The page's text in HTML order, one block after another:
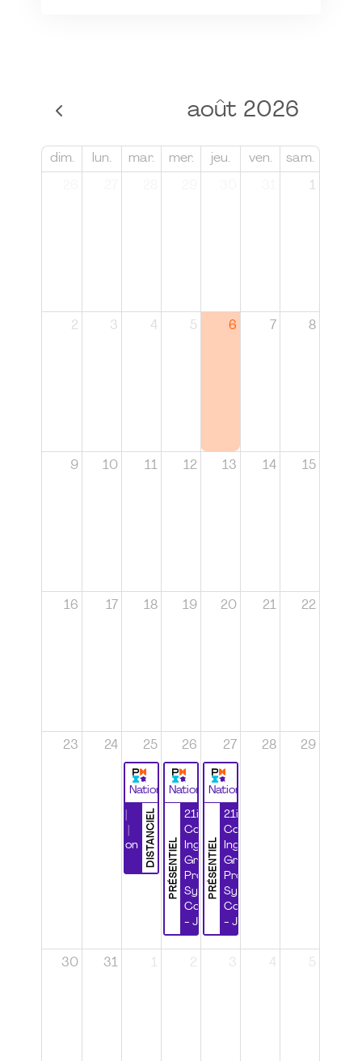
août 2026
dim. lun. mar. mer. jeu. ven. sam.
1
2 3 4 5 6 7 8
9 10 11 12 13 14 15
16 17 18 19 20 21 22
23 24 25
National
DISTANCIEL
Certification
26
National
PRÉSENTIEL
21ième
Congrès
Ingénierie
Grands
Projets et
Systèmes
Complexes
- Jour 1
27
National
PRÉSENTIEL
21ième
Congrès
Ingénierie
Grands
Projets et
Systèmes
Complexes
- Jour 2
28 29
30 31 1 2 3 4 5